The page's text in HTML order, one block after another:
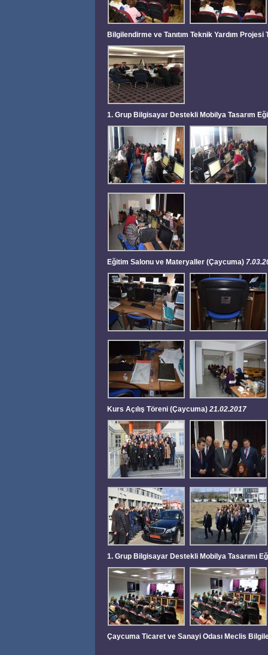
Bilgilendirme ve Tanıtım Teknik Yardım Projesi
1. Grup Bilgisayar Destekli Mobilya Tasarım
Eğitim Salonu ve Materyaller (Çaycuma)
Kurs Açılış Töreni (Çaycuma) 21.02.2017
1. Grup Bilgisayar Destekli Mobilya Tasarımı
Çaycuma Ticaret ve Sanayi Odası Meclis